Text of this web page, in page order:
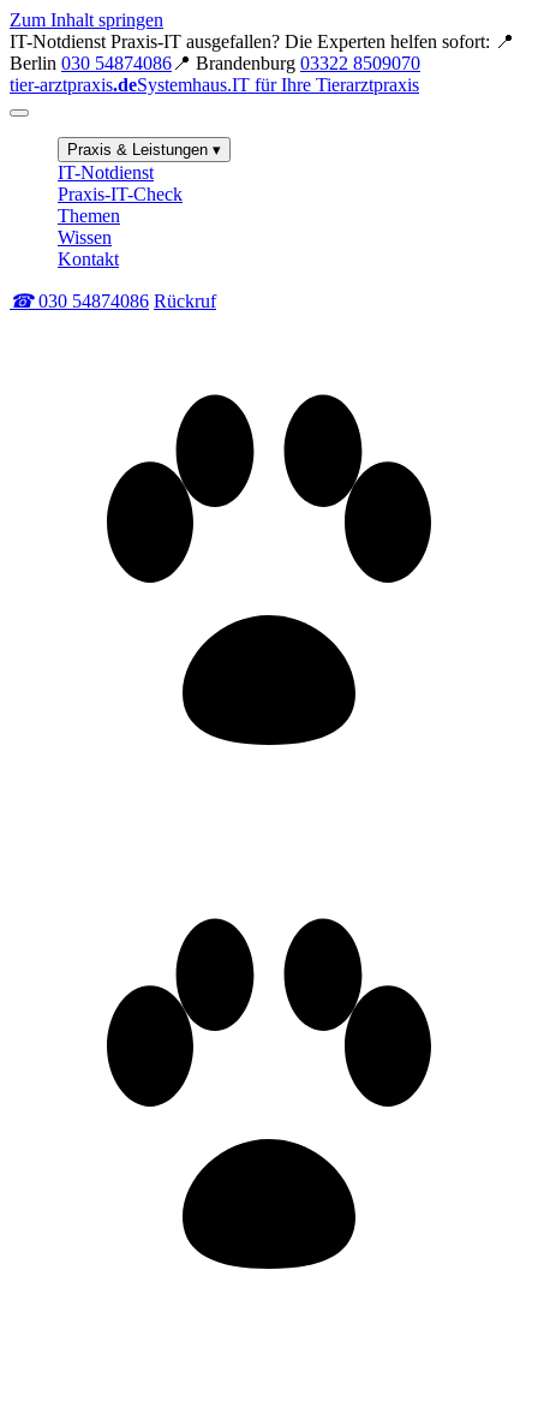
Zum Inhalt springen
IT-Notdienst Praxis-IT ausgefallen? Die Experten helfen sofort: 📍
Berlin 030 54874086 📍 Brandenburg 03322 8509070
tier-arztpraxis.deSystemhaus.IT für Ihre Tierarztpraxis
Praxis & Leistungen ▾
IT-Notdienst
Praxis-IT-Check
Themen
Wissen
Kontakt
☎030 54874086 Rückruf